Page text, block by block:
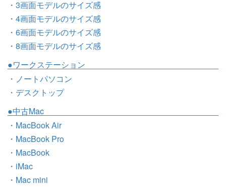
・3画面モデルのサイズ感
・4画面モデルのサイズ感
・6画面モデルのサイズ感
・8画面モデルのサイズ感
●ワークステーション
・ノートパソコン
・デスクトップ
●中古Mac
・MacBook Air
・MacBook Pro
・MacBook
・iMac
・Mac mini